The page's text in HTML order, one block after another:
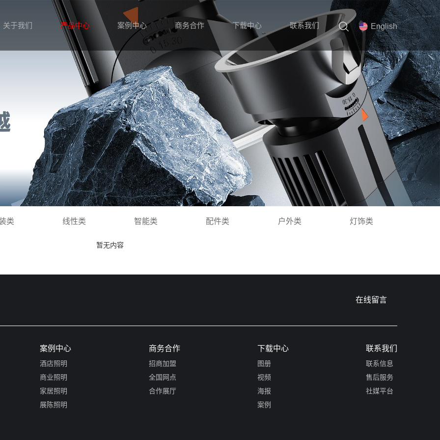
关于我们 产品中心 案例中心 商务合作 下载中心 联系我们 English
类 线性类 智能类 配件类 户外类 灯饰类
暂无内容
在线留言
案例中心
酒店照明
商业照明
家居照明
展陈照明
商务合作
招商加盟
全国网点
合作展厅
下载中心
图册
视频
海报
案例
联系我们
联系信息
售后服务
社媒平台